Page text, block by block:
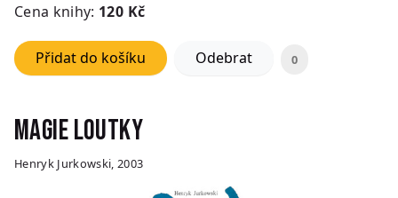
Cena knihy: 120 Kč
Přidat do košíku Odebrat 0
Magie loutky
Henryk Jurkowski, 2003